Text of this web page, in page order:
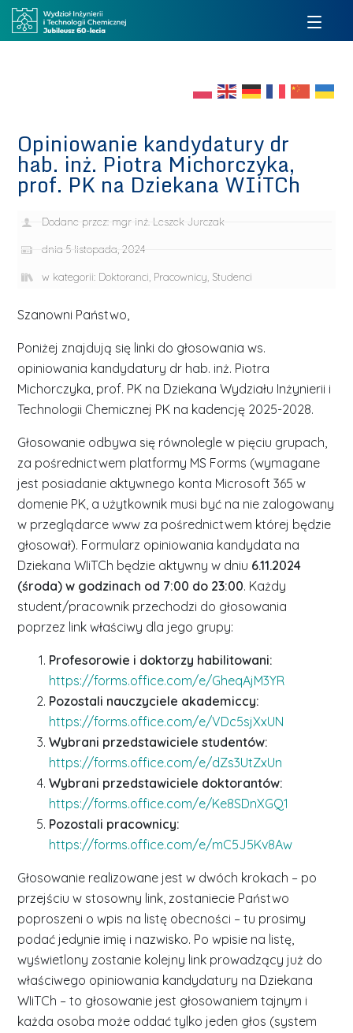
Opiniowanie kandydatury dr
hab. inż. Piotra Michorczyka,
prof. PK na Dziekana WIiTCh
Dodane przez: mgr inż. Leszek Jurczak
dnia 5 listopada, 2024
w kategorii: Doktoranci, Pracownicy, Studenci
Szanowni Państwo,
Poniżej znajdują się linki do głosowania ws.
opiniowania kandydatury dr hab. inż. Piotra
Michorczyka, prof. PK na Dziekana Wydziału Inżynierii i
Technologii Chemicznej PK na kadencję 2025-2028.
Głosowanie odbywa się równolegle w pięciu grupach,
za pośrednictwem platformy MS Forms (wymagane
jest posiadanie aktywnego konta Microsoft 365 w
domenie PK, a użytkownik musi być na nie zalogowany
w przeglądarce www za pośrednictwem której będzie
głosował). Formularz opiniowania kandydata na
Dziekana WIiTCh będzie aktywny w dniu 6.11.2024
(środa) w godzinach od 7:00 do 23:00. Każdy
student/pracownik przechodzi do głosowania
poprzez link właściwy dla jego grupy:
Profesorowie i doktorzy habilitowani:
https://forms.office.com/e/GheqAjM3YR
Pozostali nauczyciele akademiccy:
https://forms.office.com/e/VDc5sjXxUN
Wybrani przedstawiciele studentów:
https://forms.office.com/e/dZs3UtZxUn
Wybrani przedstawiciele doktorantów:
https://forms.office.com/e/Ke8SDnXGQ1
Pozostali pracownicy:
https://forms.office.com/e/mC5J5Kv8Aw
Głosowanie realizowane jest w dwóch krokach – po
przejściu w stosowny link, zostaniecie Państwo
poproszeni o wpis na listę obecności – tu prosimy
podać jedynie imię i nazwisko. Po wpisie na listę,
wyświetlony zostanie kolejny link prowadzący już do
właściwego opiniowania kandydatury na Dziekana
WIiTCh – to głosowanie jest głosowaniem tajnym i
każda osoba może oddać tylko jeden głos (system